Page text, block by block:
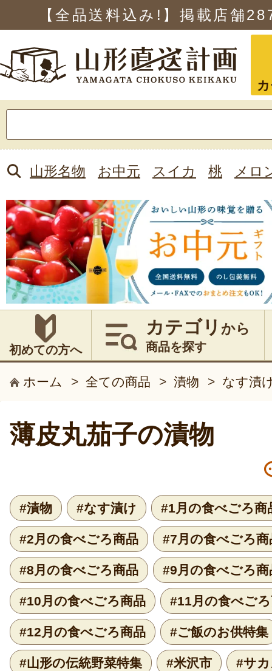
【全品送料込み!】掲載店舗
索:
山形名物 お中元 スイカ 桃 メロ
初めての方へ
カテゴリ から
商品を探す
ホーム > 全ての商品 > 漬物 > なす漬
薄皮丸茄子の漬物
#漬物 #なす漬け #1月の食べごろ商
#2月の食べごろ商品 #7月の食べごろ商
#8月の食べごろ商品 #9月の食べごろ商
#10月の食べごろ商品 #11月の食べご
#12月の食べごろ商品 #ご飯のお供特集
#山形の伝統野菜特集 #米沢市 #サ